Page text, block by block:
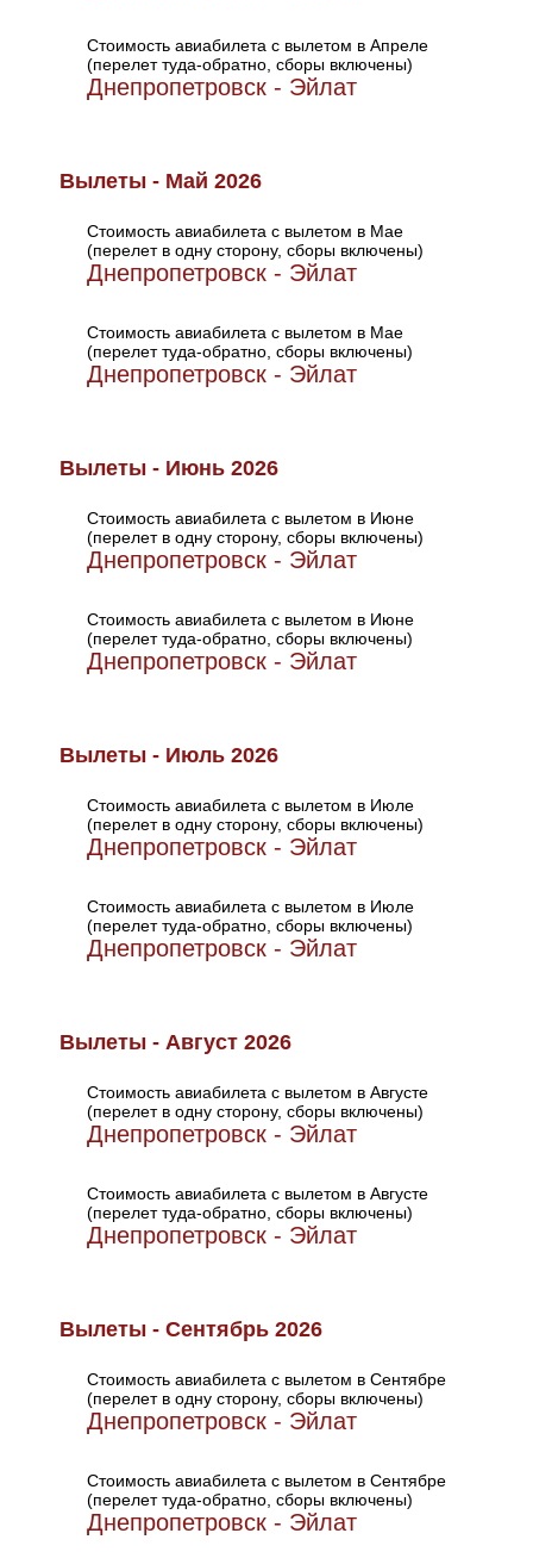
Стоимость авиабилета с вылетом в Апреле
(перелет туда-обратно, сборы включены)
Днепропетровск - Эйлат
Вылеты - Май 2026
Стоимость авиабилета с вылетом в Мае
(перелет в одну сторону, сборы включены)
Днепропетровск - Эйлат
Стоимость авиабилета с вылетом в Мае
(перелет туда-обратно, сборы включены)
Днепропетровск - Эйлат
Вылеты - Июнь 2026
Стоимость авиабилета с вылетом в Июне
(перелет в одну сторону, сборы включены)
Днепропетровск - Эйлат
Стоимость авиабилета с вылетом в Июне
(перелет туда-обратно, сборы включены)
Днепропетровск - Эйлат
Вылеты - Июль 2026
Стоимость авиабилета с вылетом в Июле
(перелет в одну сторону, сборы включены)
Днепропетровск - Эйлат
Стоимость авиабилета с вылетом в Июле
(перелет туда-обратно, сборы включены)
Днепропетровск - Эйлат
Вылеты - Август 2026
Стоимость авиабилета с вылетом в Августе
(перелет в одну сторону, сборы включены)
Днепропетровск - Эйлат
Стоимость авиабилета с вылетом в Августе
(перелет туда-обратно, сборы включены)
Днепропетровск - Эйлат
Вылеты - Сентябрь 2026
Стоимость авиабилета с вылетом в Сентябре
(перелет в одну сторону, сборы включены)
Днепропетровск - Эйлат
Стоимость авиабилета с вылетом в Сентябре
(перелет туда-обратно, сборы включены)
Днепропетровск - Эйлат